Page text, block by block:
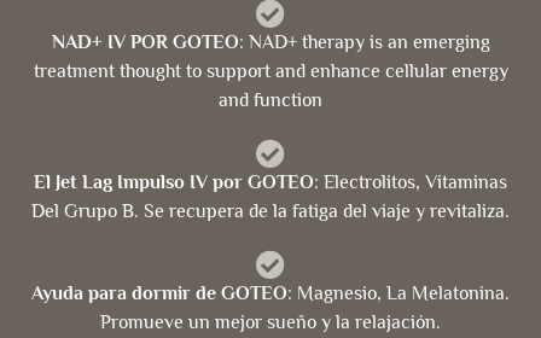
NAD+ IV POR GOTEO: NAD+ therapy is an emerging
treatment thought to support and enhance cellular energy
and function
El Jet Lag Impulso IV por GOTEO: Electrolitos, Vitaminas
Del Grupo B. Se recupera de la fatiga del viaje y revitaliza.
Ayuda para dormir de GOTEO: Magnesio, La Melatonina.
Promueve un mejor sueño y la relajación.